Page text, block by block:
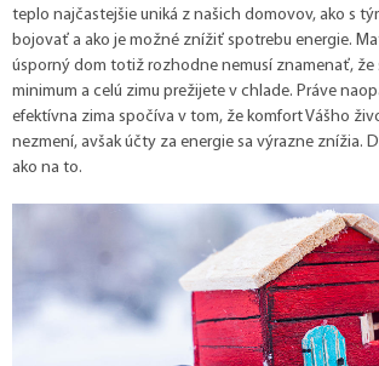
teplo najčastejšie uniká z našich domovov, ako s
bojovať a ako je možné znížiť spotrebu energie.
úsporný dom totiž rozhodne nemusí znamenať, že
minimum a celú zimu prežijete v chlade. Práve
efektívna zima spočíva v tom, že komfort Vášho
nezmení, avšak účty za energie sa výrazne znížia.
ako na to.